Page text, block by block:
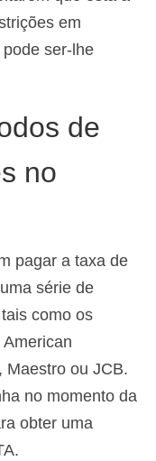
em
ser-lhe
de
no
pagar a taxa de
série de
como os
Maestro ou JCB.
no momento da
obter uma